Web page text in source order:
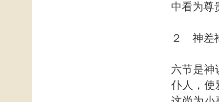
中看为尊
２ 神差
六节是神
仆人，使